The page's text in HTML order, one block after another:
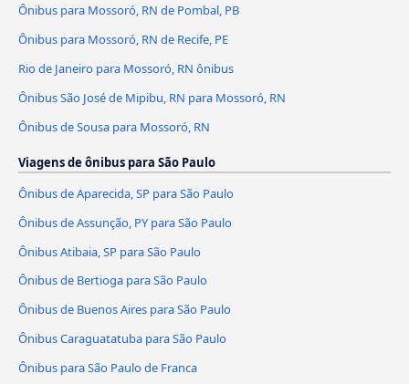
Ônibus para Mossoró, RN de Pombal, PB
Ônibus para Mossoró, RN de Recife, PE
Rio de Janeiro para Mossoró, RN ônibus
Ônibus São José de Mipibu, RN para Mossoró, RN
Ônibus de Sousa para Mossoró, RN
Viagens de ônibus para São Paulo
Ônibus de Aparecida, SP para São Paulo
Ônibus de Assunção, PY para São Paulo
Ônibus Atibaia, SP para São Paulo
Ônibus de Bertioga para São Paulo
Ônibus de Buenos Aires para São Paulo
Ônibus Caraguatatuba para São Paulo
Ônibus para São Paulo de Franca